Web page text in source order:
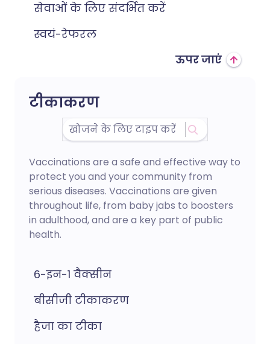
सेवाओं के लिए संदर्भित करें
स्वयं-रेफरल
ऊपर जाएं
टीकाकरण
Vaccinations are a safe and effective way to
protect you and your community from
serious diseases. Vaccinations are given
throughout life, from baby jabs to boosters
in adulthood, and are a key part of public
health.
6-इन-1 वैक्सीन
बीसीजी टीकाकरण
हैजा का टीका